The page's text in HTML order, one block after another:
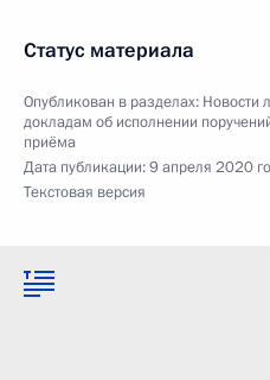
Статус материала
Опубликован в разделах: Новости
докладам об исполнении
приёма
Дата публикации:9 апреля 2020
Текстовая версия